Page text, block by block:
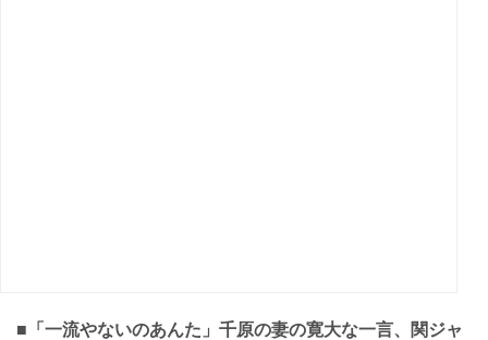
■「一流やないのあんた」千原の妻の寛大な一言、関ジャ